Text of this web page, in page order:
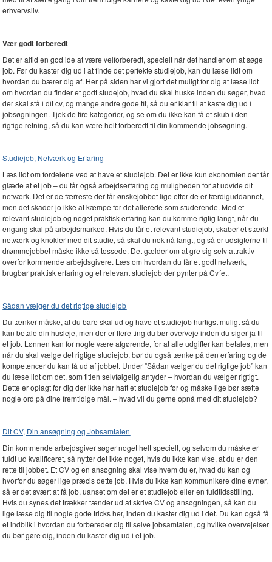
erhvervsliv.
Vær godt forberedt
Det er altid en god ide at være velforberedt, specielt når det handler om at søge
job. Før du kaster dig ud i at finde det perfekte studiejob, kan du læse lidt om
hvordan du bærer dig af. Her på siden har vi gjort det muligt for dig at læse lidt
om hvordan du finder et godt studejob, hvad du skal huske inden du søger, hvad
der skal stå i dit cv, og mange andre gode fif, så du er klar til at kaste dig ud i
jobsøgningen. Tjek de fire kategorier, og se om du ikke kan få et skub i den
rigtige retning, så du kan være helt forberedt til din kommende jobsøgning.
Studiejob, Netværk og Erfaring
Læs lidt om fordelene ved at have et studiejob. Det er ikke kun økonomien der får
glæde af et job – du får også arbejdserfaring og muligheden for at udvide dit
netværk. Det er de færreste der får ønskejobbet lige efter de er færdiguddannet,
men det skader jo ikke at kæmpe for det allerede som studerende. Med et
relevant studiejob og noget praktisk erfaring kan du komme rigtig langt, når du
engang skal på arbejdsmarked. Hvis du får et relevant studiejob, skaber et stærkt
netværk og knokler med dit studie, så skal du nok nå langt, og så er udsigterne til
drømmejobbet måske ikke så tossede. Det gælder om at gre sig selv attraktiv
overfor kommende arbejdsgivere. Læs om hvordan du får et godt netværk,
brugbar praktisk erfaring og et relevant studiejob der pynter på Cv´et.
Sådan vælger du det rigtige studiejob
Du tænker måske, at du bare skal ud og have et studiejob hurtigst muligt så du
kan betale din husleje, men der er flere ting du bør overveje inden du siger ja til
et job. Lønnen kan for nogle være afgørende, for at alle udgifter kan betales, men
når du skal vælge det rigtige studiejob, bør du også tænke på den erfaring og de
kompetencer du kan få ud af jobbet. Under ”Sådan vælger du det rigtige job” kan
du læse lidt om det, som titlen selvfølgelig antyder – hvordan du vælger rigtigt.
Dette er oplagt for dig der ikke har haft et studiejob før og måske lige bør sætte
nogle ord på dine fremtidige mål. – hvad vil du gerne opnå med dit studiejob?
Dit CV, Din ansøgning og Jobsamtalen
Din kommende arbejdsgiver søger noget helt specielt, og selvom du måske er
fuldt ud kvalificeret, så nytter det ikke noget, hvis du ikke kan vise, at du er den
rette til jobbet. Et CV og en ansøgning skal vise hvem du er, hvad du kan og
hvorfor du søger lige præcis dette job. Hvis du ikke kan kommunikere dine evner,
så er det svært at få job, uanset om det er et studiejob eller en fuldtidsstilling.
Hvis du synes det trækker tænder ud at skrive CV og ansøgningen, så kan du
lige læse dig til nogle gode tricks her, inden du kaster dig ud i det. Du kan også få
et indblik i hvordan du forbereder dig til selve jobsamtalen, og hvilke overvejelser
du bør gøre dig, inden du kaster dig ud i et job.